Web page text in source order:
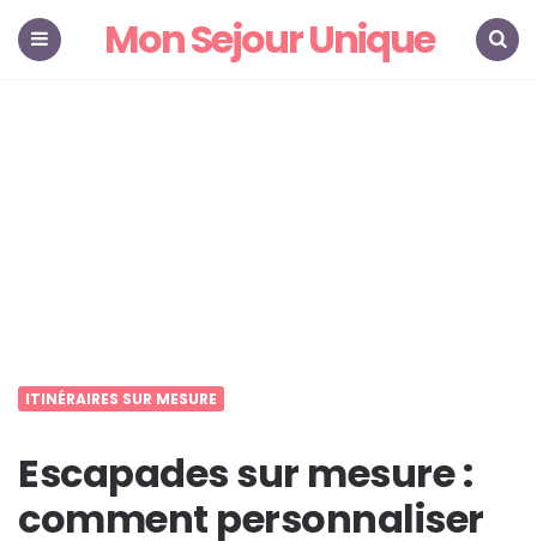
Mon Sejour Unique
ITINÉRAIRES SUR MESURE
Escapades sur mesure :
comment personnaliser